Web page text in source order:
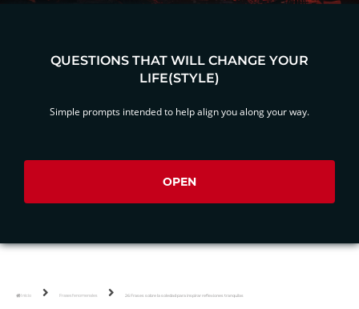
QUESTIONS THAT WILL CHANGE YOUR
LIFE(STYLE)
Simple prompts intended to help align you along your way.
OPEN
Inicio Frases fenomenales 26 Frases sobre la soledad para inspirar reflexiones tranquilas